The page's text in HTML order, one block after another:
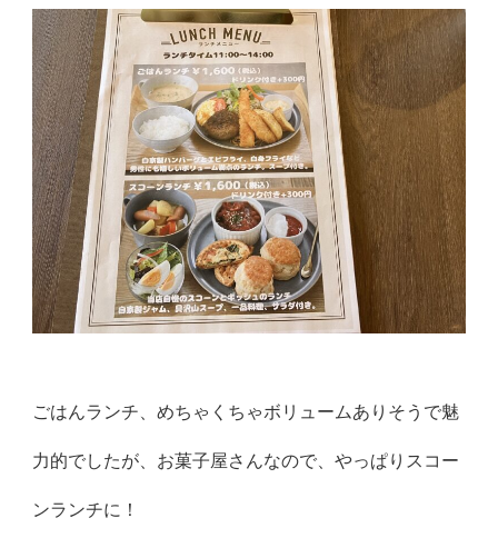
ごはんランチ、めちゃくちゃボリュームありそうで魅
力的でしたが、お菓子屋さんなので、やっぱりスコー
ンランチに！